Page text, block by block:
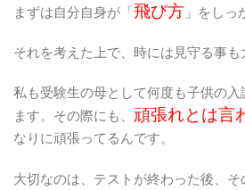
まずは自分自身が「飛び方 」をしっ
それを考えた上で、時には見守る事も
私も受験生の母として何度も子供の
ます。 その際にも、 頑張れとは言
なりに頑張ってるんです。
大切なのは、テストが終わった後、そ